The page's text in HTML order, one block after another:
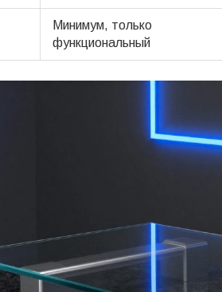
Минимум, только
функциональный